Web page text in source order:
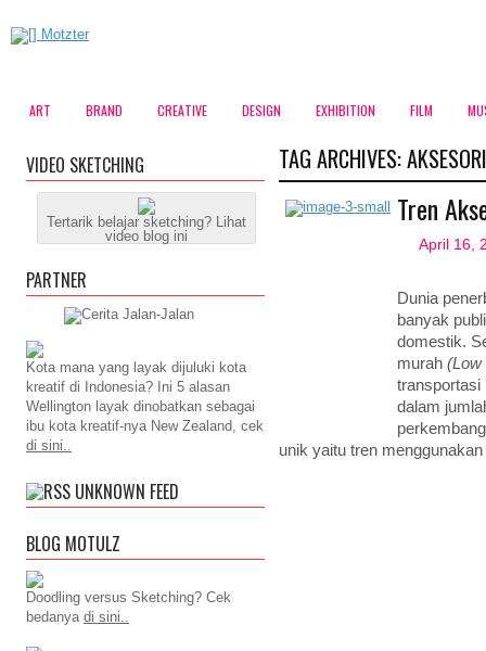
ART BRAND CREATIVE DESIGN EXHIBITION FILM
TAG ARCHIVES:
Tren
April 16,
Dunia
banyak
domestik.
murah (Low
transportasi
dalam
unik yaitu tren
VIDEO SKETCHING
Tertarik belajar sketching? Lihat
video blog ini
PARTNER
Kota mana yang layak dijuluki kota
kreatif di Indonesia? Ini 5 alasan
Wellington layak dinobatkan sebagai
ibu kota kreatif-nya New Zealand, cek
di sini..
UNKNOWN FEED
BLOG MOTULZ
Doodling versus Sketching? Cek
bedanya di sini..